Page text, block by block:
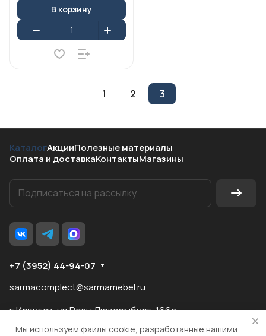
В корзину
1 2 3
КаталогАкцииПолезные материалы
Оплата и доставкаКонтактыМагазины
+7 (3952) 44-94-07
sarmacomplect@sarmamebel.ru
г.Иркутск, ул.Розы Люксембург, 166а
Мы используем файлы cookie, разработанные нашими